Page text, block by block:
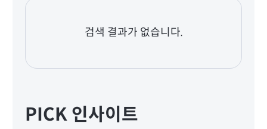
검색 결과가 없습니다.
PICK 인사이트